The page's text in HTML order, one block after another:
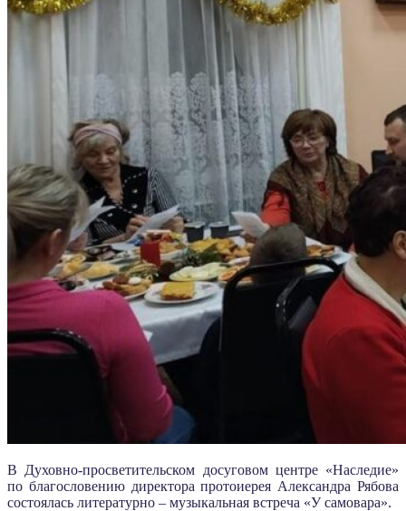
В Духовно-просветительском досуговом центре «Наследие»
по благословению директора протоиерея Александра Рябова
состоялась литературно – музыкальная встреча «У самовара».